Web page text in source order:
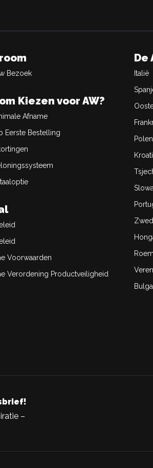
Bezoek
Kiezen voor AW?
Afname
Eerste Bestelling
Voorwaarden
Verordening Productveiligheid
De
Italië
Polen
–